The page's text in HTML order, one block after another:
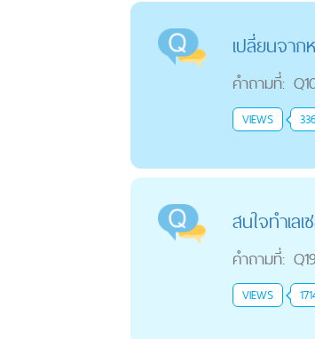
เปลี่ยนจาก
คำถามที่:
VIEWS
สนใจทำเล
คำถามที่:
VIEWS